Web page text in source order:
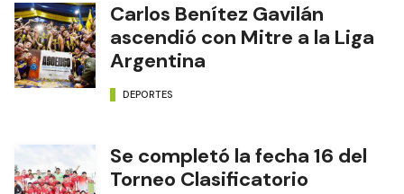
Carlos Benítez Gavilán
ascendió con Mitre a la Liga
Argentina
DEPORTES
Se completó la fecha 16 del
Torneo Clasificatorio